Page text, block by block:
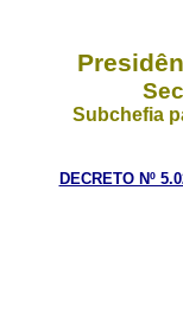
Subchefia
DECRETO Nº